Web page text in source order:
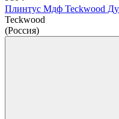
Плинтус Мдф Teckwood
Teckwood
(Россия)